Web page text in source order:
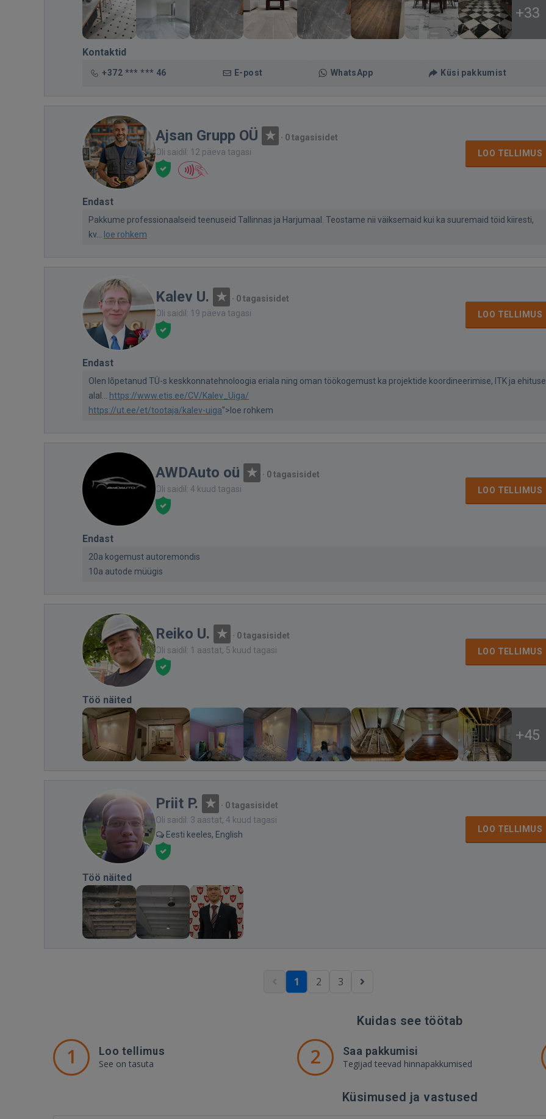
+33
Kontaktid
+372 *** *** 46 E-post WhatsApp Küsi pakkumist
Ajsan Grupp OÜ · 0 tagasisidet
Oli saidil: 12 päeva tagasi
LOO TELLIMUS
Endast
Pakkume professionaalseid teenuseid Tallinnas ja Harjumaal. Teostame nii väiksemaid kui ka suuremaid töid kiiresti,
kv...
loe rohkem
Kalev U. · 0 tagasisidet
Oli saidil: 19 päeva tagasi
LOO TELLIMUS
Endast
Olen lõpetanud TÜ-s keskkonnatehnoloogia eriala ning oman töökogemust ka projektide koordineerimise, ITK ja ehituse
alal...
https://www.etis.ee/CV/Kalev_Uiga/
https://ut.ee/et/tootaja/kalev-uiga">loe rohkem
AWDAuto oü · 0 tagasisidet
Oli saidil: 4 kuud tagasi
LOO TELLIMUS
Endast
20a kogemust autoremondis
10a autode müügis
Reiko U. · 0 tagasisidet
Oli saidil: 1 aastat, 5 kuud tagasi
LOO TELLIMUS
Töö näited
+45
Priit P. · 0 tagasisidet
Oli saidil: 3 aastat, 4 kuud tagasi
Eesti keeles, English
LOO TELLIMUS
Töö näited
1 2 3
Kuidas see töötab
1 Loo tellimus
See on tasuta 2 Saa pakkumisi
Tegijad teevad hinnapakkumised
Küsimused ja vastused